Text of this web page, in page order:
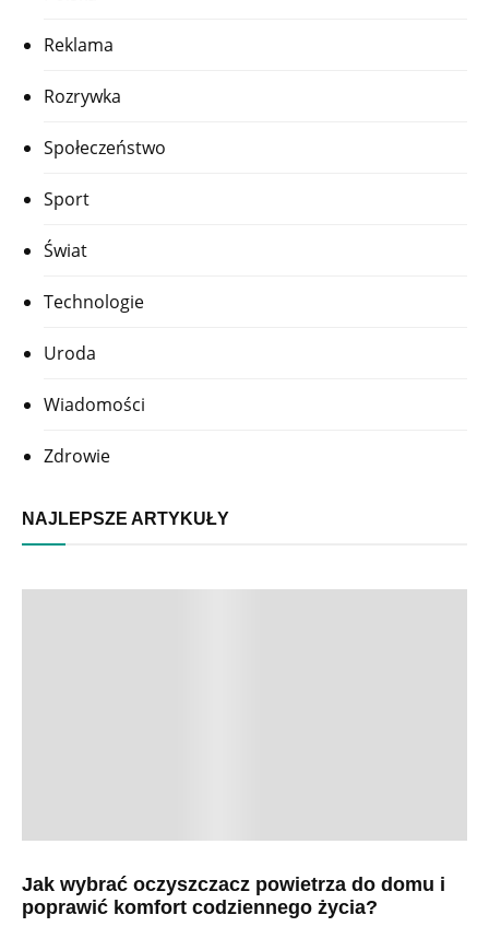
Reklama
Rozrywka
Społeczeństwo
Sport
Świat
Technologie
Uroda
Wiadomości
Zdrowie
NAJLEPSZE ARTYKUŁY
Jak wybrać oczyszczacz powietrza do domu i
poprawić komfort codziennego życia?